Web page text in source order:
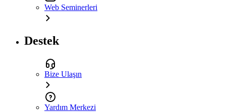
Web Seminerleri
Destek
Bize Ulaşın
Yardım Merkezi